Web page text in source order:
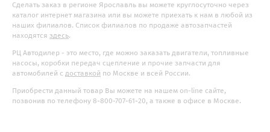
Сделать заказ в регионе Ярославль вы можете круглосуточно через
каталог интернет магазина или вы можете приехать к нам в любой из
наших филиалов. Список филиалов по продаже автозапчастей
находятся здесь.
РЦ Автодилер - это место, где можно заказать двигатели, топливные
насосы, коробки передач сцепление и прочие запчасти для
автомобилей с доставкой по Москве и всей России.
Приобрести данный товар Вы можете на нашем on-line сайте,
позвонив по телефону 8-800-707-61-20, а также в офисе в Москве.